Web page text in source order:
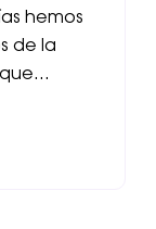
hemos
de la
que…